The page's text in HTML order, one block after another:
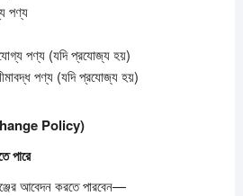
পণ্য
পণ্য (যদি প্রযোজ্য হয়)
পণ্য (যদি প্রযোজ্য হয়)
Policy)
পারে
আবেদন করতে পারবেন—